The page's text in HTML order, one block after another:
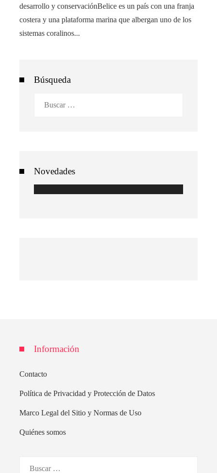
desarrollo y conservaciónBelice es un país con una franja
costera y una plataforma marina que albergan uno de los
sistemas coralinos...
Búsqueda
Novedades
Información
Contacto
Política de Privacidad y Protección de Datos
Marco Legal del Sitio y Normas de Uso
Quiénes somos